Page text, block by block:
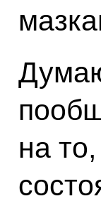
на